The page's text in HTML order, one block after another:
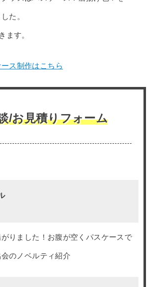
た。
ます。
ス制作はこちら
/お見積りフォーム
りました！お腹が空くパスケースで
のノベルティ紹介